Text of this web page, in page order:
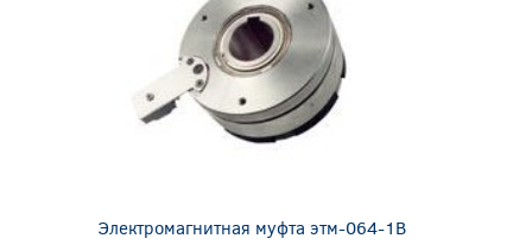
Электромагнитная муфта этм-064-1В